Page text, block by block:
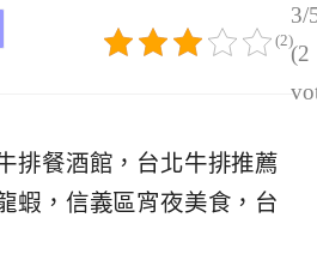
3/
(2
(2)
排餐酒館，台北牛排推薦
蝦，信義區宵夜美食，台